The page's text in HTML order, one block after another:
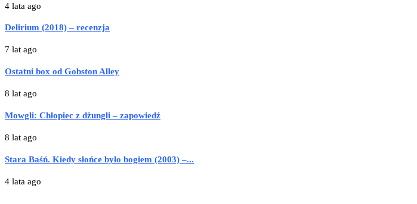
4 lata ago
Delirium (2018) – recenzja
7 lat ago
Ostatni box od Gobston Alley
8 lat ago
Mowgli: Chłopiec z dżungli – zapowiedź
8 lat ago
Stara Baśń. Kiedy słońce było bogiem (2003) –...
4 lata ago